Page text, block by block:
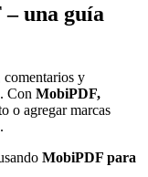
una guía
comentarios y
Con MobiPDF,
o agregar marcas
MobiPDF para